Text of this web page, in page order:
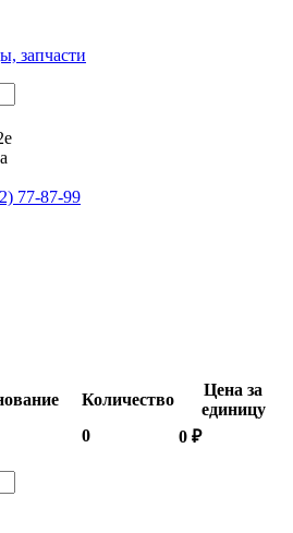
запчасти
77-87-99
Количество
Цена за
единицу
0
0 ₽